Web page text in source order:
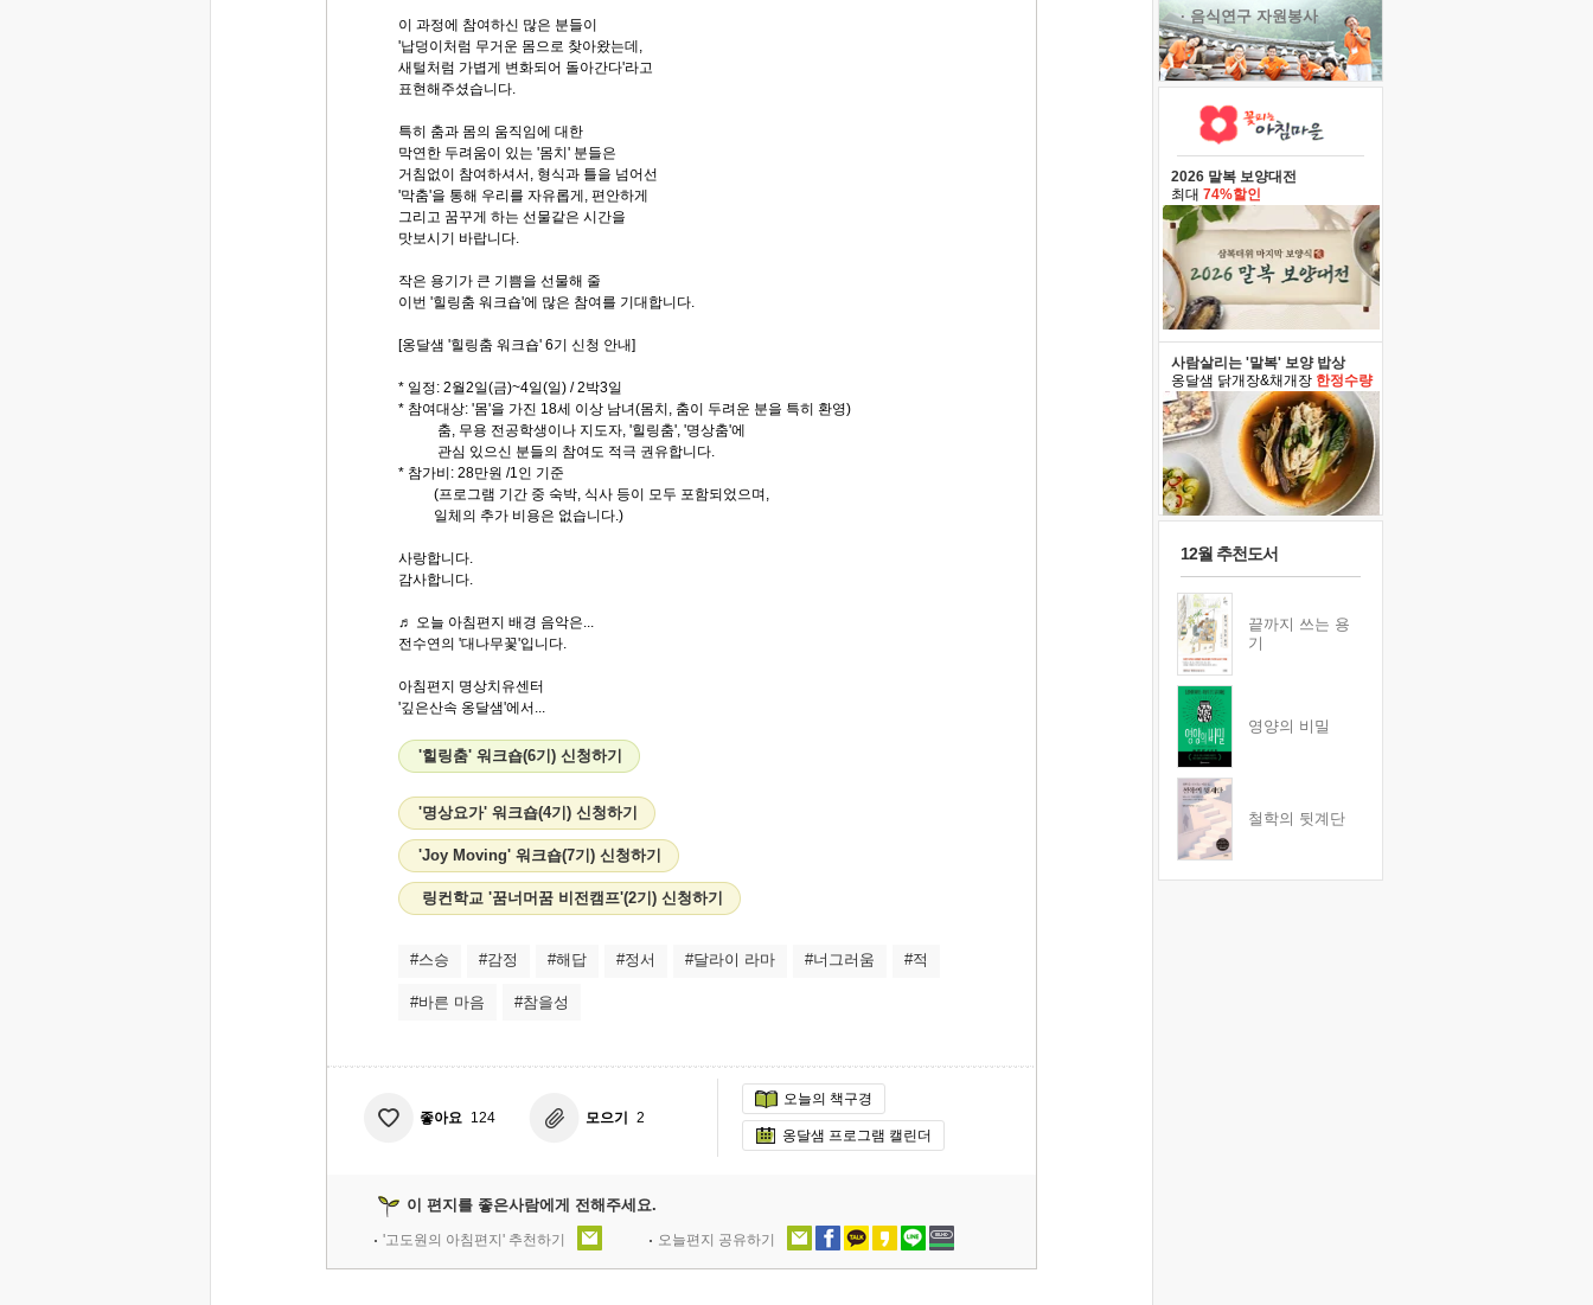
이 과정에 참여하신 많은 분들이
'납덩이처럼 무거운 몸으로 찾아왔는데,
새털처럼 가볍게 변화되어 돌아간다'라고
표현해주셨습니다.
특히 춤과 몸의 움직임에 대한
막연한 두려움이 있는 '몸치' 분들은
거침없이 참여하셔서, 형식과 틀을 넘어선
'막춤'을 통해 우리를 자유롭게, 편안하게
그리고 꿈꾸게 하는 선물같은 시간을
맛보시기 바랍니다.
작은 용기가 큰 기쁨을 선물해 줄
이번 '힐링춤 워크숍'에 많은 참여를 기대합니다.
[옹달샘 '힐링춤 워크숍' 6기 신청 안내]
* 일정: 2월2일(금)~4일(일) / 2박3일
* 참여대상: '몸'을 가진 18세 이상 남녀(몸치, 춤이 두려운 분을 특히 환영)
춤, 무용 전공학생이나 지도자, '힐링춤', '명상춤'에
관심 있으신 분들의 참여도 적극 권유합니다.
* 참가비: 28만원 /1인 기준
(프로그램 기간 중 숙박, 식사 등이 모두 포함되었으며,
일체의 추가 비용은 없습니다.)
사랑합니다.
감사합니다.
♬ 오늘 아침편지 배경 음악은...
전수연의 '대나무꽃'입니다.
아침편지 명상치유센터
'깊은산속 옹달샘'에서...
'힐링춤' 워크숍(6기) 신청하기
'명상요가' 워크숍(4기) 신청하기
'Joy Moving' 워크숍(7기) 신청하기
링컨학교 '꿈너머꿈 비전캠프'(2기) 신청하기
#스승 #감정 #해답 #정서 #달라이 라마 #너그러움 #적
#바른 마음 #참을성
좋아요 124 모으기 2
오늘의 책구경
옹달샘 프로그램 캘린더
이 편지를 좋은사람에게 전해주세요.
'고도원의 아침편지' 추천하기 오늘편지 공유하기
· 음식연구 자원봉사
2026 말복 보양대전
최대 74%할인
사람살리는 '말복' 보양 밥상
옹달샘 닭개장&채개장 한정수량
12월 추천도서
끝까지 쓰는 용
기
영양의 비밀
철학의 뒷계단